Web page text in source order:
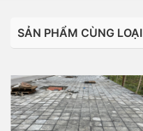
SẢN PHẨM CÙNG LOẠI